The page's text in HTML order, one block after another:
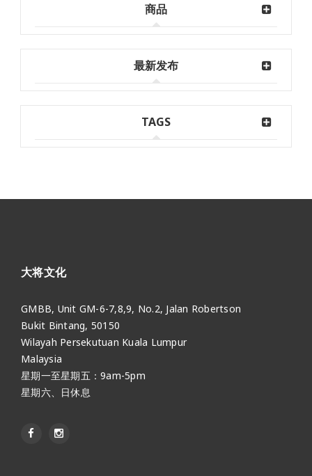
商品
最新发布
TAGS
大将文化
GMBB, Unit GM-6-7,8,9, No.2, Jalan Robertson
Bukit Bintang, 50150
Wilayah Persekutuan Kuala Lumpur
Malaysia
星期一至星期五：9am-5pm
星期六、日休息